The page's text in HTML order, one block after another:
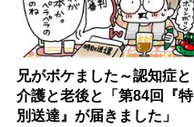
兄がボケました～認知症と
介護と老後と「第84回『特
別送達』が届きました」